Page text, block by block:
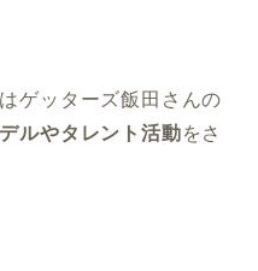
ゲッターズ飯田さんの
ルやタレント活動をさ